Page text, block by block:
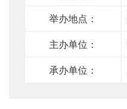
举办地点：
主办单位：
承办单位：